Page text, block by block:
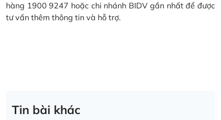
hàng 1900 9247 hoặc chi nhánh BIDV gần nhất để được
tư vấn thêm thông tin và hỗ trợ.
Tin bài khác